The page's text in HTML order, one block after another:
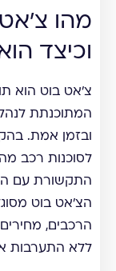
מהו
וכיצד
צ'אט בוט הוא
המתוכנתת
ובזמן אמת.
לסוכנות רכב
התקשורת עם
הצ'אט בוט
הרכבים,
ללא התערבות